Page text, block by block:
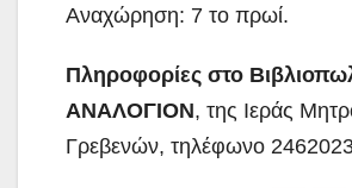
Αναχώρηση: 7 το πρωί.
Πληροφορίες στο
ΑΝΑΛΟΓΙΟΝ, της Ιεράς
Γρεβενών, τηλέφωνο